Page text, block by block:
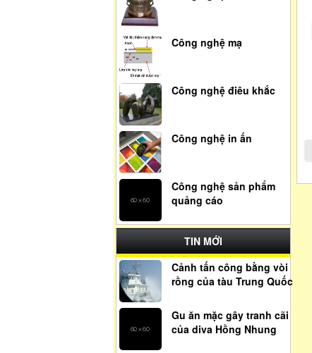
Công nghệ mạ
Công nghệ điêu khắc
Công nghệ in ấn
Công nghệ sản phẩm
quảng cáo
TIN MỚI
Cảnh tấn công bằng vòi
rồng của tàu Trung Quốc
Gu ăn mặc gây tranh cãi
của diva Hồng Nhung